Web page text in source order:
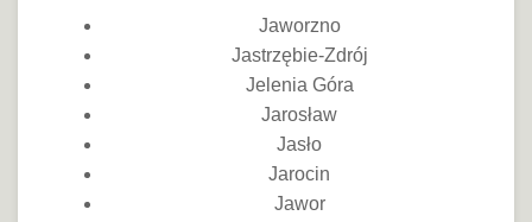
Jaworzno
Jastrzębie-Zdrój
Jelenia Góra
Jarosław
Jasło
Jarocin
Jawor